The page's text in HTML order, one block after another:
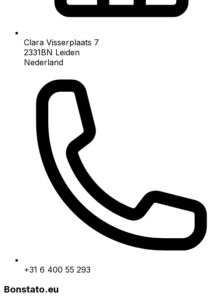
Clara Visserplaats 7
2331BN Leiden
Nederland
+31 6 400 55 293
Bonstato.eu